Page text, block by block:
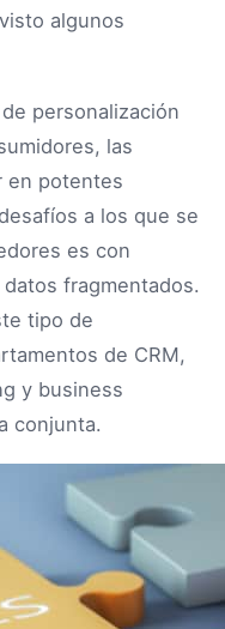
algunos
personalización
las
en potentes
a los que se
es con
fragmentados.
tipo de
de CRM,
y business
conjunta.